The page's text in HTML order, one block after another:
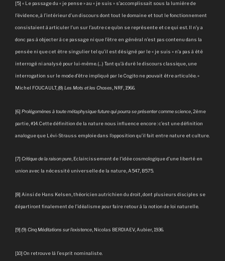
[5] « Le passage du « je pense » au « je suis » s’accomplissait sous la lumière de
l’évidence, à l’intérieur d’un discours dont tout le domaine et tout le fonctionnement
consistaient à articuler l’un sur l’autre ce qu’on se représente et ce qui est. Il n’y a
donc pas à objecter à ce passage ni que l’être en général n’est pas contenu dans la
pensée ni que cet être singulier tel qu’il est désigné par le « je suis » n’a pas à été
interrogé ni analysé pour lui-même. (…) Tant qu’à duré le discours classique, une
interrogation sur le mode d’être impliqué par le Cogito ne pouvait être articulée. »
Michel FOUCAULT, (8) Les Mots et les Choses, NRF, 1966.
[6] Prolégomènes à toute métaphysique future qui pourra se présenter comme science , 2ème
partie, #14. Cette définition de la nature nous influence encore : c’est une définition
analogue que Lévi-Strauss emploie dans l’opposition qu’il fait entre nature et culture.
[7] Critique de la raison pure, Eclaircissement de l’idée cosmologique d’une liberté en
union avec la nécessité universelle de la nature, A547, B575.
[8] Ainsi de Hans Kelsen, théoricien autrichien du droit, dont plusieurs disciples se
départiront finalement de l’idéalisme pour faire retour à la notion de loi naturelle.
[9] (9) Cinq Méditations sur l’existence, Nicolas BERDIAEV, Aubier, 1936.
[10] On retrouve là l’esprit nominaliste.